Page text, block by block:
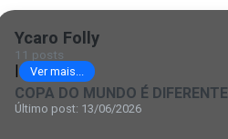
Ycaro Folly
11 posts
| Ver mais...
COPA DO MUNDO É DIFERENTE
Último post: 13/06/2026